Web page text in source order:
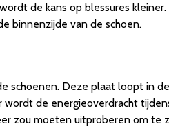
de kans op blessures
binnenzijde van de schoen.
schoenen. Deze plaat loopt in
de energieoverdracht
zou moeten uitproberen om te